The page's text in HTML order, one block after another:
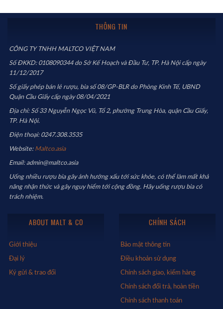
THÔNG TIN
CÔNG TY TNHH MALTCO VIỆT NAM
Số ĐKKD: 0108090344 do Sở Kế Hoạch và Đầu Tư, TP. Hà Nội cấp ngày
11/12/2017
Số giấy phép bán lẻ rượu, bia số 08/GP-BLR do Phòng Kinh Tế, UBND
Quận Cầu Giấy cấp ngày 08/04/2021
Địa chỉ: Số 33 Nguyễn Ngọc Vũ, Tổ 2, phường Trung Hòa, quận Cầu Giấy,
TP. Hà Nội.
Điện thoại: 0247.308.3535
Website: Maltco.asia
Email: admin@maltco.asia
Uống nhiều rượu bia gây ảnh hưởng xấu tới sức khỏe, có thể làm mất khả
năng nhận thức và gây nguy hiểm tới cộng đồng. Hãy uống rượu bia có
trách nhiệm.
ABOUT MALT & CO
Giới thiệu
Đại lý
Ký gửi & trao đổi
CHÍNH SÁCH
Bảo mật thông tin
Điều khoản sử dụng
Chính sách giao, kiểm hàng
Chính sách đổi trả, hoàn tiền
Chính sách thanh toán